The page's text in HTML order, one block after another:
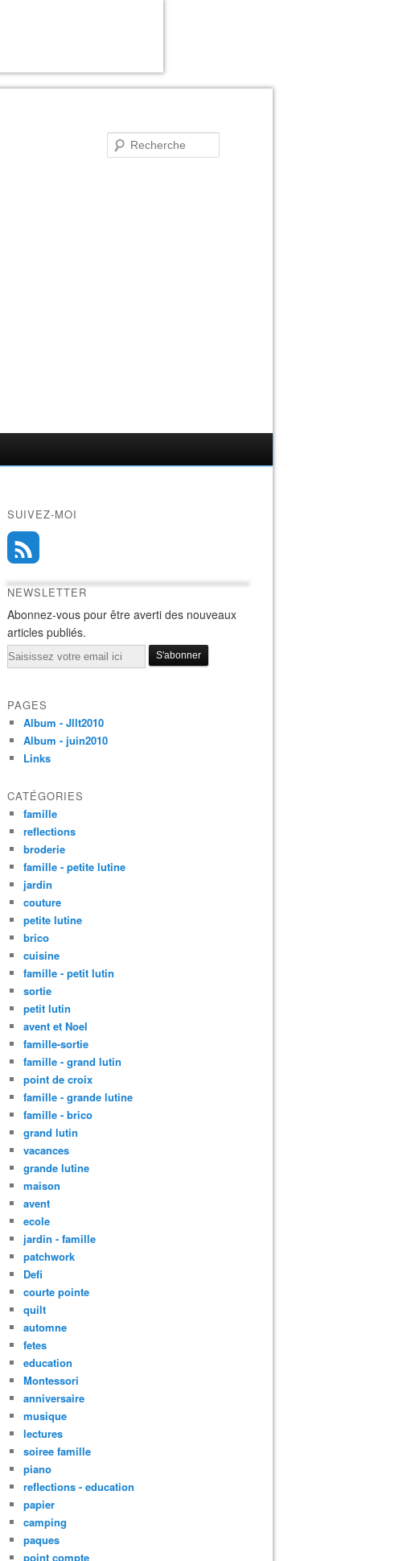
SUIVEZ-MOI
NEWSLETTER
Abonnez-vous pour être averti des nouveaux
articles publiés.
Email
PAGES
Album - Jllt2010
Album - juin2010
Links
CATÉGORIES
famille
reflections
broderie
famille - petite lutine
jardin
couture
petite lutine
brico
cuisine
famille - petit lutin
sortie
petit lutin
avent et Noel
famille-sortie
famille - grand lutin
point de croix
famille - grande lutine
famille - brico
grand lutin
vacances
grande lutine
maison
avent
ecole
jardin - famille
patchwork
Defi
courte pointe
quilt
automne
fetes
education
Montessori
anniversaire
musique
lectures
soiree famille
piano
reflections - education
papier
camping
paques
point compte